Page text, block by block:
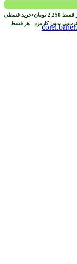
قسط 2,250 تومان•خرید قسطی
بدون کارمزد هر قسط